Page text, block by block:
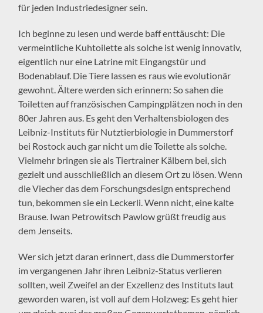
für jeden Industriedesigner sein.
Ich beginne zu lesen und werde baff enttäuscht: Die
vermeintliche Kuhtoilette als solche ist wenig innovativ,
eigentlich nur eine Latrine mit Eingangstür und
Bodenablauf. Die Tiere lassen es raus wie evolutionär
gewohnt. Ältere werden sich erinnern: So sahen die
Toiletten auf französischen Campingplätzen noch in den
80er Jahren aus. Es geht den Verhaltensbiologen des
Leibniz-Instituts für Nutztierbiologie in Dummerstorf
bei Rostock auch gar nicht um die Toilette als solche.
Vielmehr bringen sie als Tiertrainer Kälbern bei, sich
gezielt und ausschließlich an diesem Ort zu lösen. Wenn
die Viecher das dem Forschungsdesign entsprechend
tun, bekommen sie ein Leckerli. Wenn nicht, eine kalte
Brause. Iwan Petrowitsch Pawlow grüßt freudig aus
dem Jenseits.
Wer sich jetzt daran erinnert, dass die Dummerstorfer
im vergangenen Jahr ihren Leibniz-Status verlieren
sollten, weil Zweifel an der Exzellenz des Instituts laut
geworden waren, ist voll auf dem Holzweg: Es geht hier